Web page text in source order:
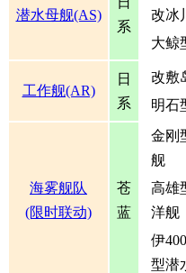
潜水母舰(AS)
系
改冰
大鲸
工作舰(AR)
日
系
改敷
明石
海雾舰队
(限时联动)
苍
蓝
金刚
舰
高雄
洋舰
伊
型潜